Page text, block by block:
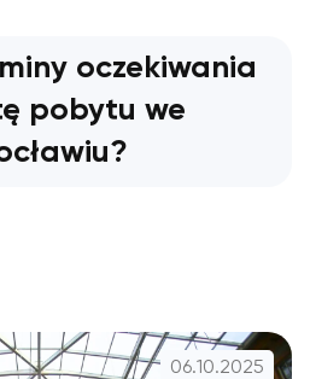
oczekiwania
pobytu we
06.10.2025